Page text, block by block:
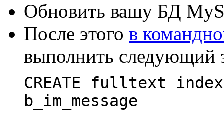
Обновить вашу БД
После этого в
выполнить следующий
CREATE fulltext index